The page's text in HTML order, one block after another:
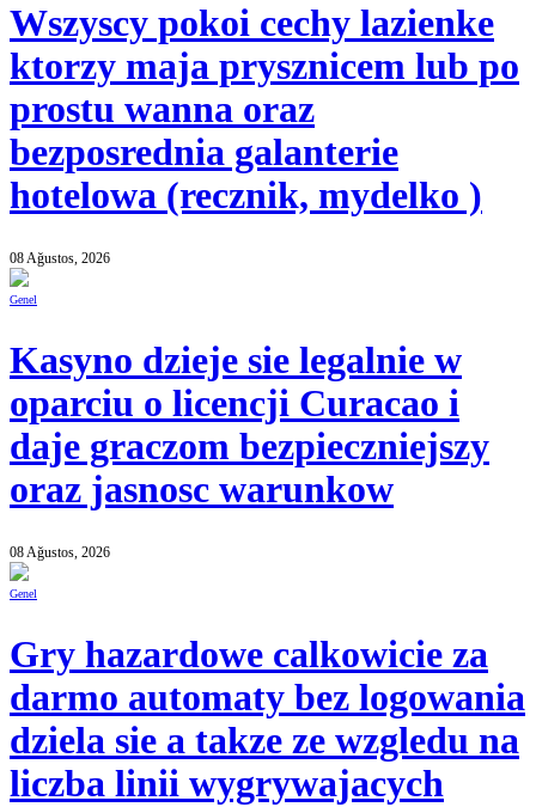
Wszyscy pokoi cechy lazienke
ktorzy maja prysznicem lub po
prostu wanna oraz
bezposrednia galanterie
hotelowa (recznik, mydelko )
08 Ağustos, 2026
Genel
Kasyno dzieje sie legalnie w
oparciu o licencji Curacao i
daje graczom bezpieczniejszy
oraz jasnosc warunkow
08 Ağustos, 2026
Genel
Gry hazardowe calkowicie za
darmo automaty bez logowania
dziela sie a takze ze wzgledu na
liczba linii wygrywajacych